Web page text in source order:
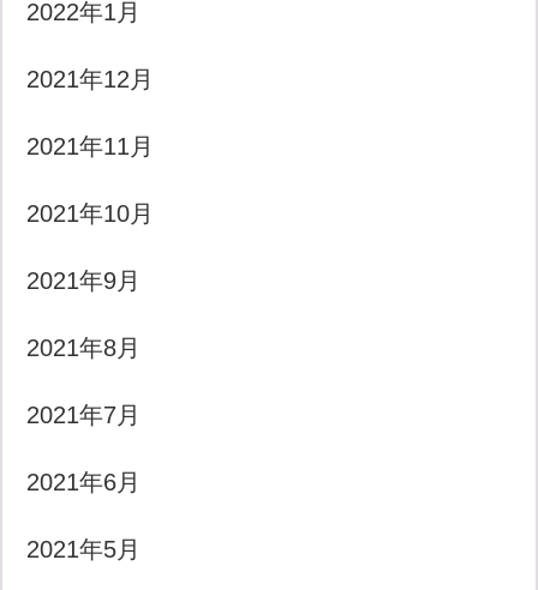
2022年1月
2021年12月
2021年11月
2021年10月
2021年9月
2021年8月
2021年7月
2021年6月
2021年5月